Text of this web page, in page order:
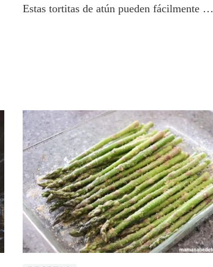
Estas tortitas de atún pueden fácilmente …